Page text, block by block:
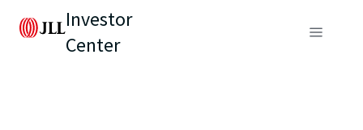
Investor
Center